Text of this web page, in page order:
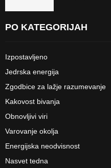
PO KATEGORIJAH
Izpostavljeno
Jedrska energija
Zgodbice za lažje razumevanje
Kakovost bivanja
Obnovljivi viri
Varovanje okolja
Energijska neodvisnost
Nasvet tedna